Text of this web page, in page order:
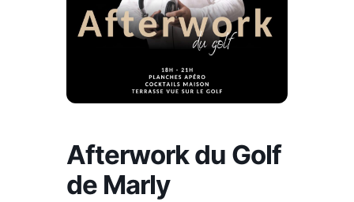
Afterwork du Golf
de Marly